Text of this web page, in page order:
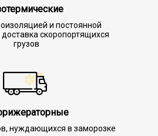
и постоянной
скоропортящихся
грузов
нуждающихся в заморозке